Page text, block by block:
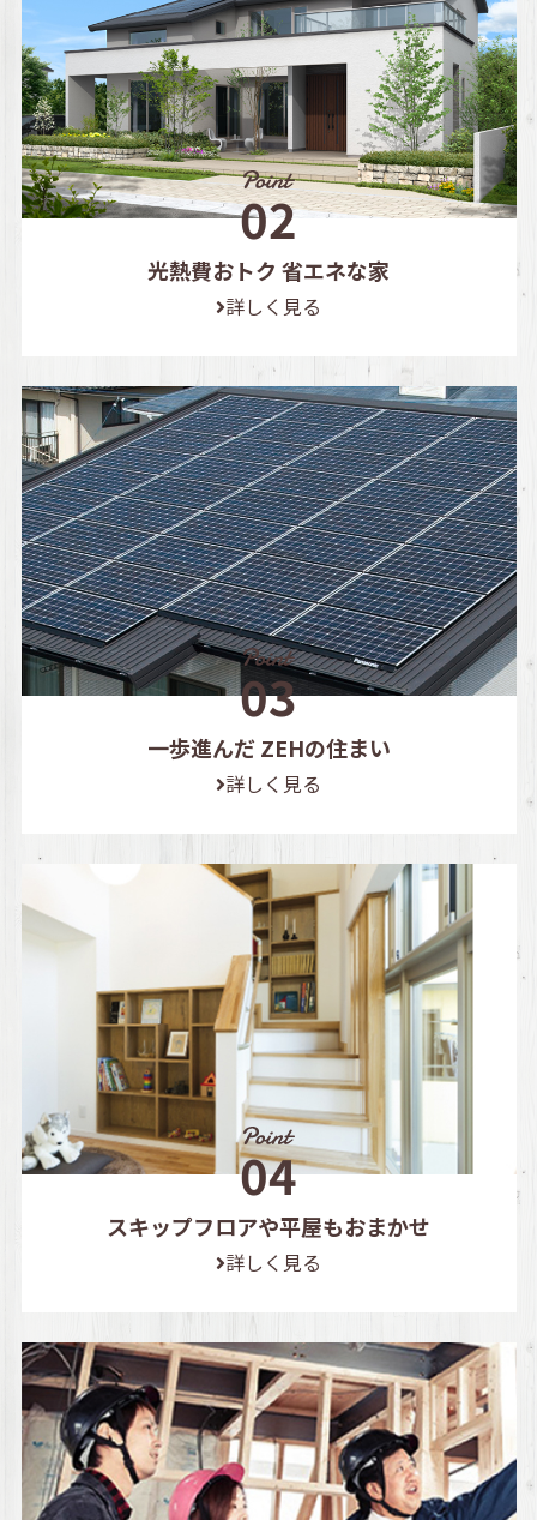
光熱費おトク 省エネな家
詳しく見る
一歩進んだ ZEHの住まい
詳しく見る
スキップフロアや平屋もおまかせ
詳しく見る